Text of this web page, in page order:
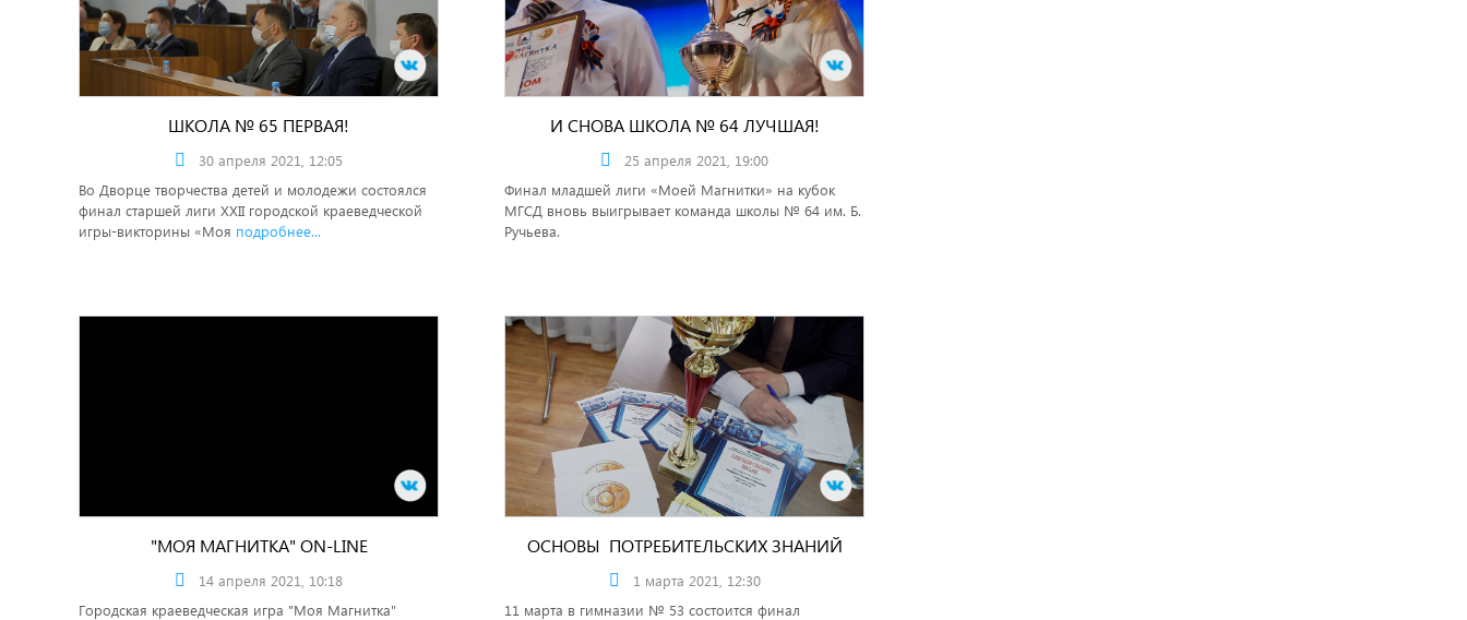
ШКОЛА № 65 ПЕРВАЯ!
30 апреля 2021, 12:05
Во Дворце творчества детей и молодежи состоялся
финал старшей лиги XXII городской краеведческой
игры-викторины «Моя подробнее...
И СНОВА ШКОЛА № 64 ЛУЧШАЯ!
25 апреля 2021, 19:00
Финал младшей лиги «Моей Магнитки» на кубок
МГСД вновь выигрывает команда школы № 64 им. Б.
Ручьева.
"МОЯ МАГНИТКА" ON-LINE
14 апреля 2021, 10:18
Городская краеведческая игра "Моя Магнитка"
ОСНОВЫ ПОТРЕБИТЕЛЬСКИХ ЗНАНИЙ
1 марта 2021, 12:30
11 марта в гимназии № 53 состоится финал